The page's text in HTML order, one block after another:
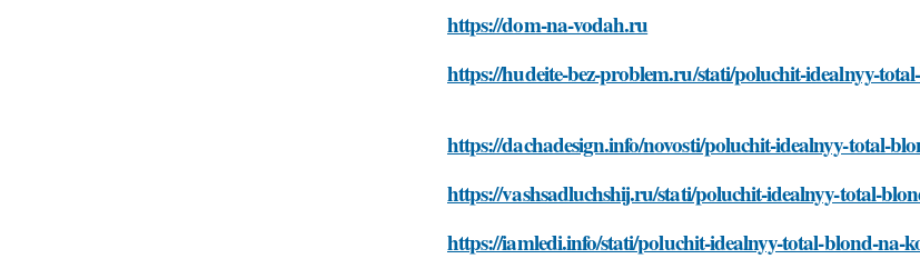
https://dom-na-vodah.ru
https://hudeite-bez-problem.ru/stati/poluchit-idealnyy-
https://dachadesign.info/novosti/poluchit-idealnyy-total-
https://vashsadluchshij.ru/stati/poluchit-idealnyy-total-
https://iamledi.info/stati/poluchit-idealnyy-total-blond-